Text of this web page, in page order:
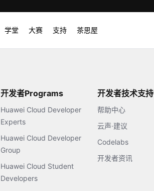
学堂 大赛 支持 茶思屋
开发者Programs
Huawei Cloud Developer
Experts
Huawei Cloud Developer
Group
Huawei Cloud Student
Developers
开发者技术支持
帮助中心
云声·建议
Codelabs
开发者资讯